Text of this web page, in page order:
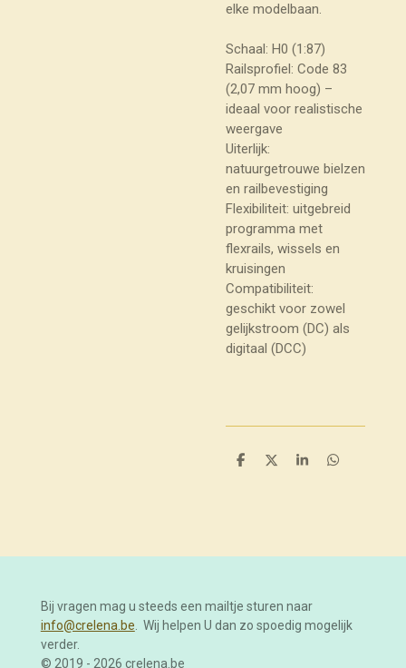
elke modelbaan.
Schaal: H0 (1:87)
Railsprofiel: Code 83
(2,07 mm hoog) –
ideaal voor realistische
weergave
Uiterlijk:
natuurgetrouwe bielzen
en railbevestiging
Flexibiliteit: uitgebreid
programma met
flexrails, wissels en
kruisingen
Compatibiliteit:
geschikt voor zowel
gelijkstroom (DC) als
digitaal (DCC)
D
D
S
D
Bij vragen mag u steeds een mailtje sturen naar
info@crelena.be . Wij helpen U dan zo spoedig mogelijk
verder.
© 2019 - 2026 crelena.be